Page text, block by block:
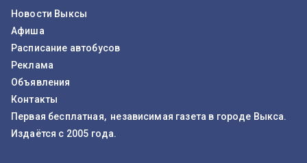
Новости Выксы
Афиша
Расписание автобусов
Реклама
Объявления
Контакты
Первая бесплатная, независимая газета в городе Выкса.
Издаётся с 2005 года.